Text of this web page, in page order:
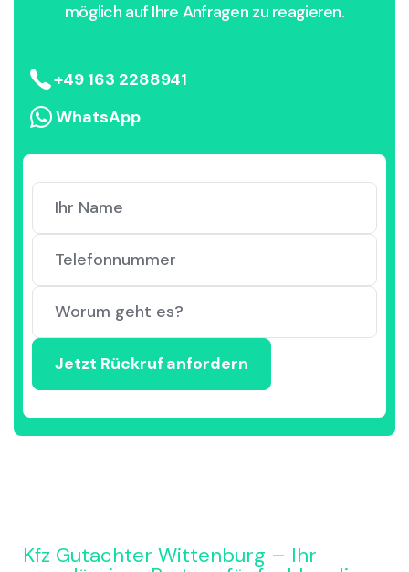
möglich auf Ihre Anfragen zu reagieren.
+49 163 2288941
WhatsApp
Kfz Gutachter Wittenburg – Ihr